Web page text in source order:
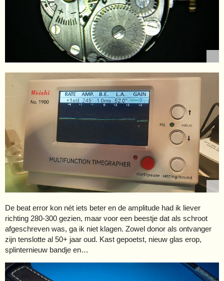
De beat error kon nét iets beter en de amplitude had ik liever
richting 280-300 gezien, maar voor een beestje dat als schroot
afgeschreven was, ga ik niet klagen. Zowel donor als ontvanger
zijn tenslotte al 50+ jaar oud. Kast gepoetst, nieuw glas erop,
splinternieuw bandje en…